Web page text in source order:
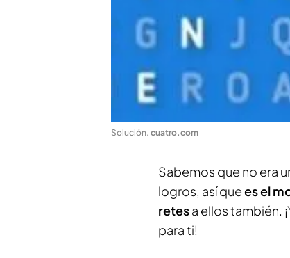
Solución. cuatro.com
Sabemos que no era
logros, así quees el
retesa ellos también.
para ti!